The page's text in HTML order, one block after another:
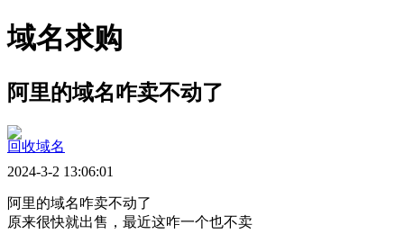
域名求购
阿里的域名咋卖不动了
回收域名
2024-3-2 13:06:01
阿里的域名咋卖不动了
原来很快就出售，最近这咋一个也不卖